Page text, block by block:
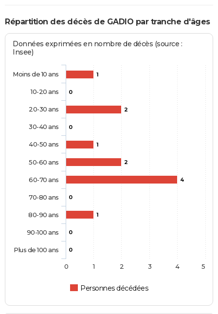
Répartition des décès de GADIO par tranche d'âges
Données exprimées en nombre de décès (source :
Insee)
1
0
2
0
1
2
4
0
1
0
0
Personnes décédées
Moins de 10 ans
10-20 ans
20-30 ans
30-40 ans
40-50 ans
50-60 ans
60-70 ans
70-80 ans
80-90 ans
90-100 ans
Plus de 100 ans
0 1 2 3 4 5